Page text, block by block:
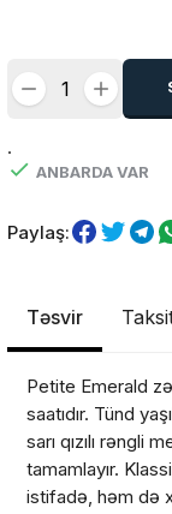
.
ANBARDA VAR
Paylaş:
Təsvir
Petite Emerald
saatıdır. Tünd
sarı qızılı rəngli
tamamlayır.
istifadə, həm də